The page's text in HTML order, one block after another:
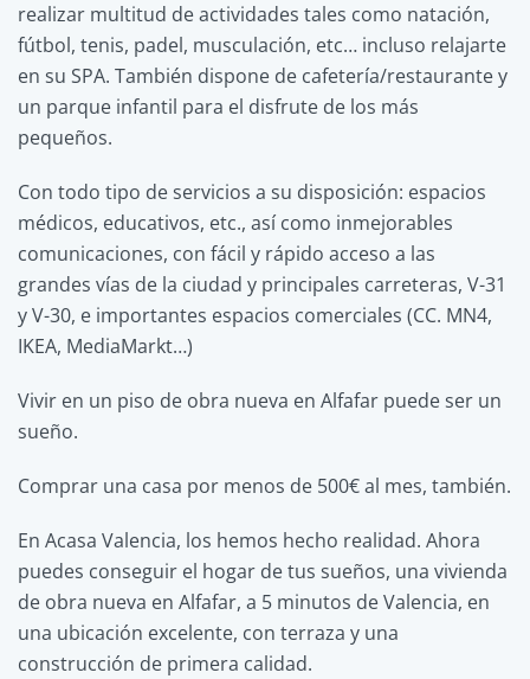
realizar multitud de actividades tales como natación,
fútbol, tenis, padel, musculación, etc… incluso relajarte
en su SPA. También dispone de cafetería/restaurante y
un parque infantil para el disfrute de los más
pequeños.
Con todo tipo de servicios a su disposición: espacios
médicos, educativos, etc., así como inmejorables
comunicaciones, con fácil y rápido acceso a las
grandes vías de la ciudad y principales carreteras, V-31
y V-30, e importantes espacios comerciales (CC. MN4,
IKEA, MediaMarkt…)
Vivir en un piso de obra nueva en Alfafar puede ser un
sueño.
Comprar una casa por menos de 500€ al mes, también.
En Acasa Valencia, los hemos hecho realidad. Ahora
puedes conseguir el hogar de tus sueños, una vivienda
de obra nueva en Alfafar, a 5 minutos de Valencia, en
una ubicación excelente, con terraza y una
construcción de primera calidad.